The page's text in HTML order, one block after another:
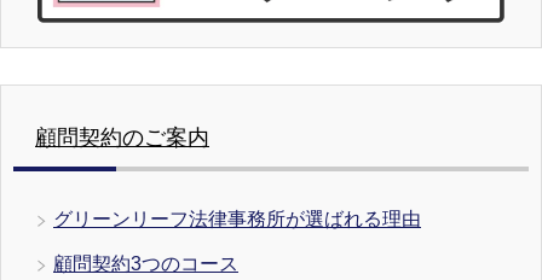
顧問契約のご案内
グリーンリーフ法律事務所が選ばれる理由
顧問契約3つのコース